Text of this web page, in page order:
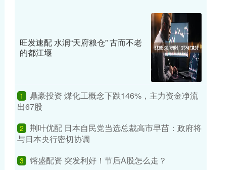
旺发速配 水润“天府粮仓” 古而不老
的都江堰
1
鼎豪投资 煤化工概念下跌146%，主力资金净流
出67股
2
荆叶优配 日本自民党当选总裁高市早苗：政府将
与日本央行密切协调
3 镕盛配资 突发利好！节后A股怎么走？